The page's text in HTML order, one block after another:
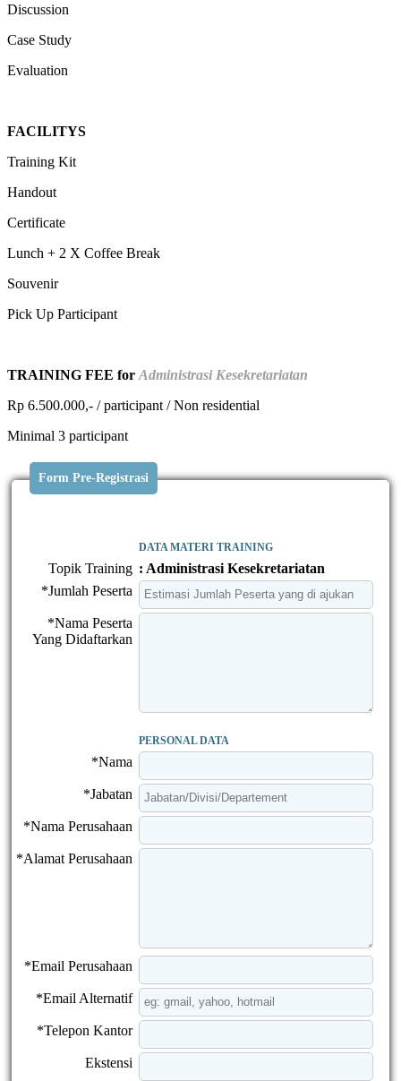
Discussion
Case Study
Evaluation
FACILITYS
Training Kit
Handout
Certificate
Lunch + 2 X Coffee Break
Souvenir
Pick Up Participant
TRAINING FEE for Administrasi Kesekretariatan
Rp 6.500.000,- / participant / Non residential
Minimal 3 participant
Form Pre-Registrasi
DATA MATERI TRAINING
Topik Training : Administrasi Kesekretariatan
*Jumlah Peserta
*Nama Peserta
Yang Didaftarkan
PERSONAL DATA
*Nama
*Jabatan
*Nama Perusahaan
*Alamat Perusahaan
*Email Perusahaan
*Email Alternatif
*Telepon Kantor
Ekstensi